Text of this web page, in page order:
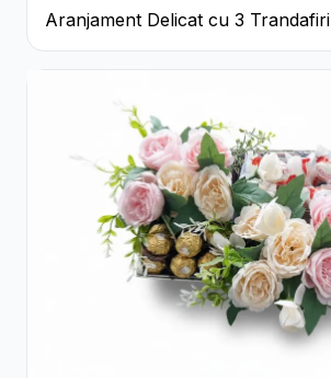
Aranjament Delicat cu 3 Trandafiri
Roz în Cutie Albă